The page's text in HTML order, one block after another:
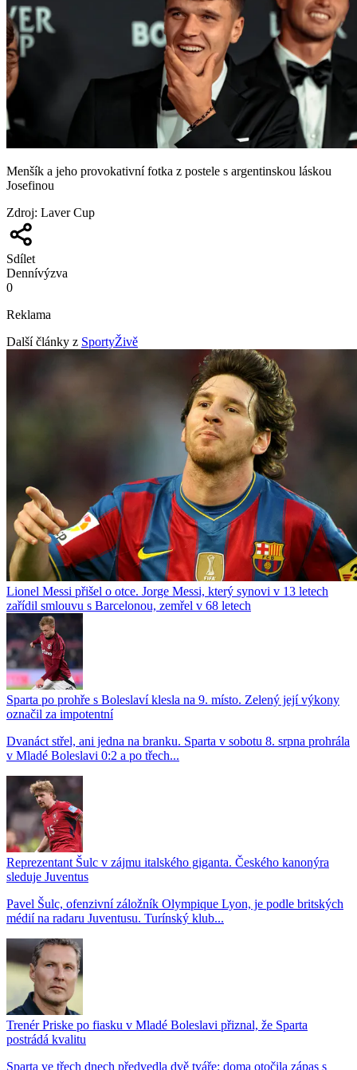
Menšík a jeho provokativní fotka z postele s argentinskou láskou
Josefinou
Zdroj: Laver Cup
Sdílet
Dennívýzva
0
Reklama
Další články z SportyŽivě
Lionel Messi přišel o otce. Jorge Messi, který synovi v 13 letech
zařídil smlouvu s Barcelonou, zemřel v 68 letech
Sparta po prohře s Boleslaví klesla na 9. místo. Zelený její výkony
označil za impotentní
Dvanáct střel, ani jedna na branku. Sparta v sobotu 8. srpna prohrála
v Mladé Boleslavi 0:2 a po třech...
Reprezentant Šulc v zájmu italského giganta. Českého kanonýra
sleduje Juventus
Pavel Šulc, ofenzivní záložník Olympique Lyon, je podle britských
médií na radaru Juventusu. Turínský klub...
Trenér Priske po fiasku v Mladé Boleslavi přiznal, že Sparta
postrádá kvalitu
Sparta ve třech dnech předvedla dvě tváře: doma otočila zápas s